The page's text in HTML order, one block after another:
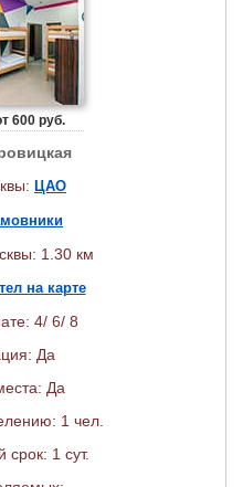
600 руб.
ЦАО
1.30 км
на карте
4/ 6/ 8
Да
Да
1 чел.
1 сут.